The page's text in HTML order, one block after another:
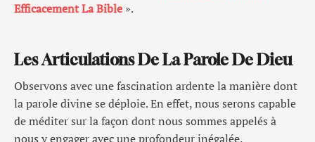
Efficacement La Bible ».
Les Articulations De La Parole De Dieu
Observons avec une fascination ardente la manière dont
la parole divine se déploie. En effet, nous serons capable
de méditer sur la façon dont nous sommes appelés à
nous y engager avec une profondeur inégalée.